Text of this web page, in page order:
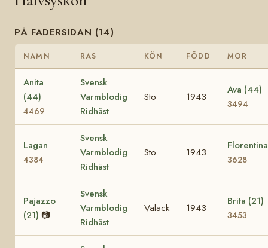
PÅ FADERSIDAN (14)
NAMN RAS KÖN FÖDD MOR
Anita
(44)
4469
Svensk
Varmblodig
Ridhäst
Sto 1943
Ava (44)
3494
Lagan
4384
Svensk
Varmblodig
Ridhäst
Sto 1943
Florentina
3628
Pajazzo
(21) 📷
Svensk
Varmblodig
Ridhäst
Valack 1943
Brita (21)
3453